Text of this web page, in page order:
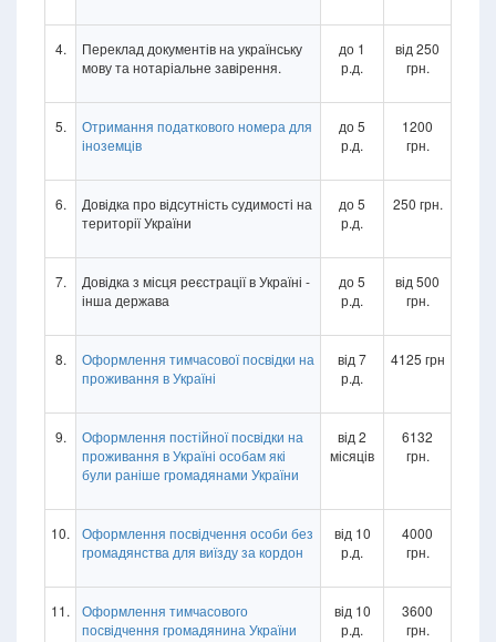
4.
Переклад документів на українську
мову та нотаріальне завірення.
до 1
р.д.
від 250
грн.
5.
Отримання податкового номера для
іноземців
до 5
р.д.
1200
грн.
6.
Довідка про відсутність судимості на
території України
до 5
р.д.
250 грн.
7.
Довідка з місця реєстрації в Україні -
інша держава
до 5
р.д.
від 500
грн.
8.
Оформлення тимчасової посвідки на
проживання в Україні
від 7
р.д.
4125 грн
9.
Оформлення постійної посвідки на
проживання в Україні особам які
були раніше громадянами України
від 2
місяців
6132
грн.
10.
Оформлення посвідчення особи без
громадянства для виїзду за кордон
від 10
р.д.
4000
грн.
11.
Оформлення тимчасового
посвідчення громадянина України
від 10
р.д.
3600
грн.